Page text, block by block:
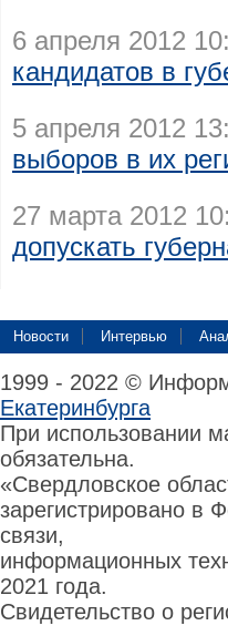
6 апреля 2012
кандидатов в
5 апреля 2012
выборов в их
27 марта 2012
допускать
Новости Интервью
1999 - 2022 ©
Екатеринбурга
При использовании
обязательна.
«Свердловское
зарегистрировано в
связи,
информационных
2021 года.
Свидетельство о